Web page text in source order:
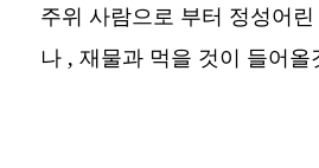
주위 사람으로 부터 정성어
나 , 재물과 먹을 것이 들어올